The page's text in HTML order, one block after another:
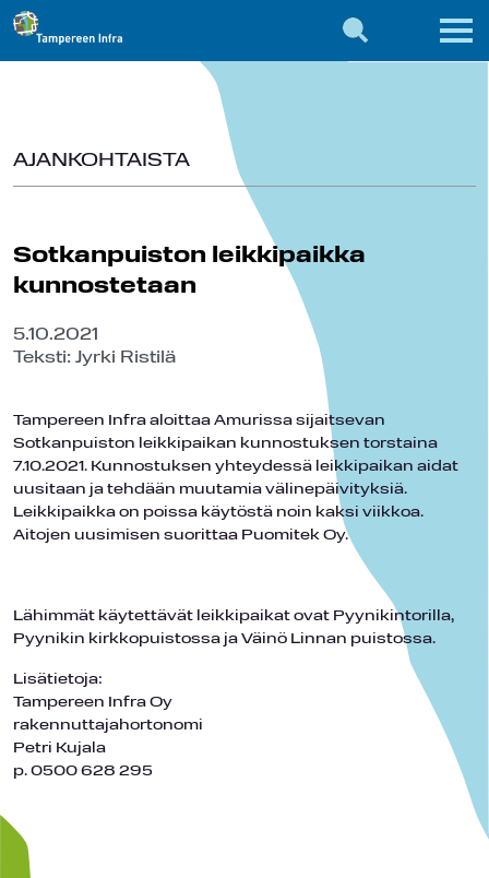
AJANKOHTAISTA
Sotkanpuiston leikkipaikka
kunnostetaan
5.10.2021
Teksti: Jyrki Ristilä
Tampereen Infra aloittaa Amurissa sijaitsevan
Sotkanpuiston leikkipaikan kunnostuksen torstaina
7.10.2021. Kunnostuksen yhteydessä leikkipaikan aidat
uusitaan ja tehdään muutamia välinepäivityksiä.
Leikkipaikka on poissa käytöstä noin kaksi viikkoa.
Aitojen uusimisen suorittaa Puomitek Oy.
Lähimmät käytettävät leikkipaikat ovat Pyynikintorilla,
Pyynikin kirkkopuistossa ja Väinö Linnan puistossa.
Lisätietoja:
Tampereen Infra Oy
rakennuttajahortonomi
Petri Kujala
p. 0500 628 295